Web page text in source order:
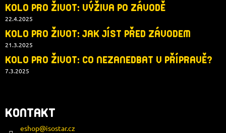
KOLO PRO ŽIVOT: VÝŽIVA PO ZÁVODĚ
22.4.2025
KOLO PRO ŽIVOT: JAK JÍST PŘED ZÁVODEM
21.3.2025
KOLO PRO ŽIVOT: CO NEZANEDBAT V PŘÍPRAVĚ?
7.3.2025
KONTAKT
eshop@isostar.cz